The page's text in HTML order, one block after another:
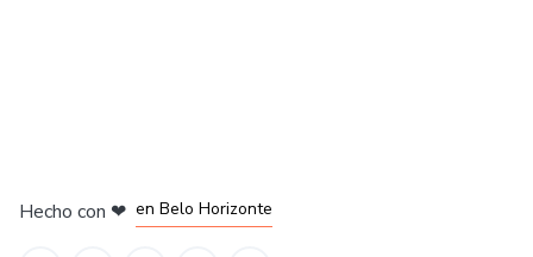
Hecho con ❤ en Belo Horizonte